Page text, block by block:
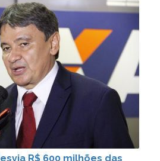
R$ 600 milhões das